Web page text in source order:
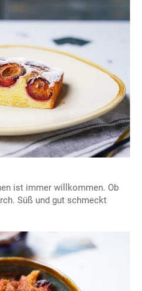
ist immer willkommen. Ob
Süß und gut schmeckt